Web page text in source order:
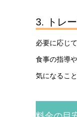
3. トレ
必要に応じ
食事の指導
気になるこ